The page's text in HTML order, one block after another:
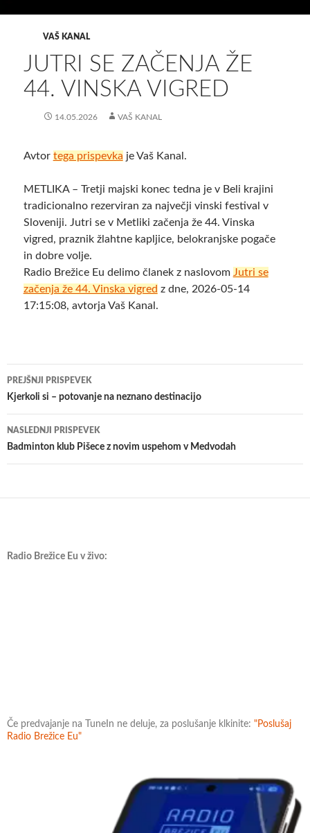
VAŠ KANAL
JUTRI SE ZAČENJA ŽE
44. VINSKA VIGRED
14.05.2026 VAŠ KANAL
Avtor tega prispevka je Vaš Kanal.
METLIKA – Tretji majski konec tedna je v Beli krajini
tradicionalno rezerviran za največji vinski festival v
Sloveniji. Jutri se v Metliki začenja že 44. Vinska
vigred, praznik žlahtne kapljice, belokranjske pogače
in dobre volje.
Radio Brežice Eu delimo članek z naslovom Jutri se
začenja že 44. Vinska vigred z dne, 2026-05-14
17:15:08, avtorja Vaš Kanal.
Krmarjenje
po
prispevkih
PREJŠNJI PRISPEVEK
Kjerkoli si – potovanje na neznano destinacijo
NASLEDNJI PRISPEVEK
Badminton klub Pišece z novim uspehom v Medvodah
Radio Brežice Eu v živo:
Če predvajanje na TuneIn ne deluje, za poslušanje klkinite: "Poslušaj
Radio Brežice Eu"